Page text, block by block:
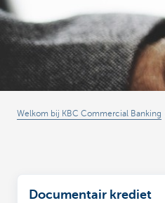
Corporate
Welkom bij KBC Commercial Banking
Documentair krediet